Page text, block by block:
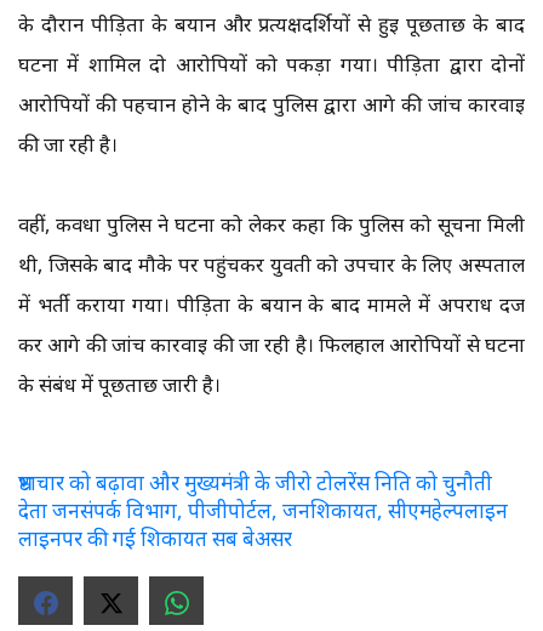
के दौरान पीड़िता के बयान और प्रत्यक्षदर्शियों से हुई पूछताछ के बाद
घटना में शामिल दो आरोपियों को पकड़ा गया। पीड़िता द्वारा दोनों
आरोपियों की पहचान होने के बाद पुलिस द्वारा आगे की जांच कार्रवाई
की जा रही है।
वहीं, कवर्धा पुलिस ने घटना को लेकर कहा कि पुलिस को सूचना मिली
थी, जिसके बाद मौके पर पहुंचकर युवती को उपचार के लिए अस्पताल
में भर्ती कराया गया। पीड़िता के बयान के बाद मामले में अपराध दर्ज
कर आगे की जांच कार्रवाई की जा रही है। फिलहाल आरोपियों से घटना
के संबंध में पूछताछ जारी है।
भ्रष्टाचार को बढ़ावा और मुख्यमंत्री के जीरो टोलरेंस निति को चुनौती
देता जनसंपर्क विभाग, पीजीपोर्टल, जनशिकायत, सीएमहेल्पलाइन
लाइनपर की गई शिकायत सब बेअसर